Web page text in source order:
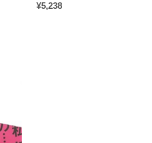
¥5,238